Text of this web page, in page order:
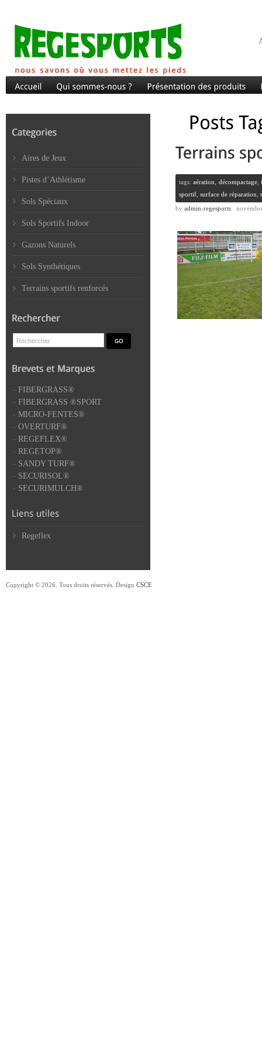
tags:aération décompactage,
sportif surface de réparation
by admin-regesports
Aires de Jeux
Pistes d’Athlétisme
Sols Spéciaux
Sols Sportifs Indoor
Gazons Naturels
Sols Synthétiques
Terrains sportifs renforcés
- FIBERGRASS®
- FIBERGRASS ®SPORT
- MICRO-FENTES®
- OVERTURF®
- REGEFLEX®
- REGETOP®
- SANDY TURF®
- SECURISOL®
- SECURIMULCH®
Regeflex
Copyright © 2026. Tous droits réservés. Design CSCE